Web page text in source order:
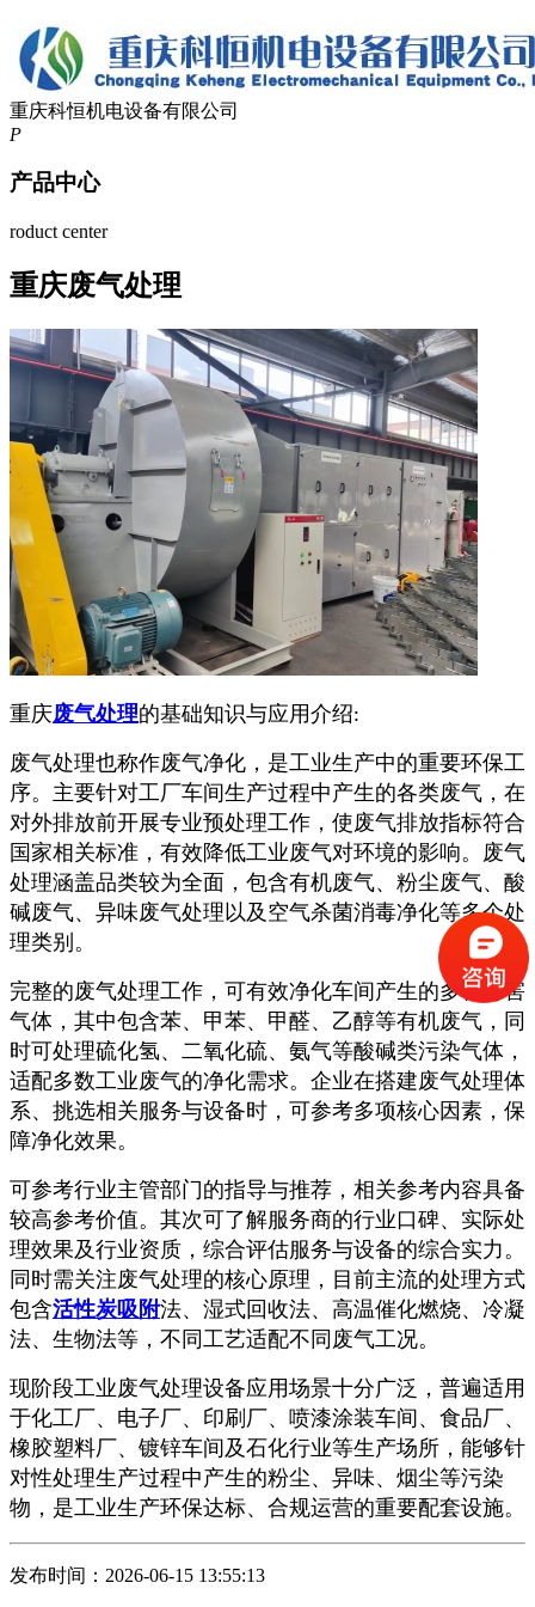
重庆科恒机电设备有限公司
P
产品中心
roduct center
重庆废气处理
重庆废气处理的基础知识与应用介绍:
废气处理也称作废气净化，是工业生产中的重要环保工
序。主要针对工厂车间生产过程中产生的各类废气，在
对外排放前开展专业预处理工作，使废气排放指标符合
国家相关标准，有效降低工业废气对环境的影响。废气
处理涵盖品类较为全面，包含有机废气、粉尘废气、酸
碱废气、异味废气处理以及空气杀菌消毒净化等多个处
理类别。
完整的废气处理工作，可有效净化车间产生的多种有害
气体，其中包含苯、甲苯、甲醛、乙醇等有机废气，同
时可处理硫化氢、二氧化硫、氨气等酸碱类污染气体，
适配多数工业废气的净化需求。企业在搭建废气处理体
系、挑选相关服务与设备时，可参考多项核心因素，保
障净化效果。
可参考行业主管部门的指导与推荐，相关参考内容具备
较高参考价值。其次可了解服务商的行业口碑、实际处
理效果及行业资质，综合评估服务与设备的综合实力。
同时需关注废气处理的核心原理，目前主流的处理方式
包含活性炭吸附法、湿式回收法、高温催化燃烧、冷凝
法、生物法等，不同工艺适配不同废气工况。
现阶段工业废气处理设备应用场景十分广泛，普遍适用
于化工厂、电子厂、印刷厂、喷漆涂装车间、食品厂、
橡胶塑料厂、镀锌车间及石化行业等生产场所，能够针
对性处理生产过程中产生的粉尘、异味、烟尘等污染
物，是工业生产环保达标、合规运营的重要配套设施。
发布时间：2026-06-15 13:55:13